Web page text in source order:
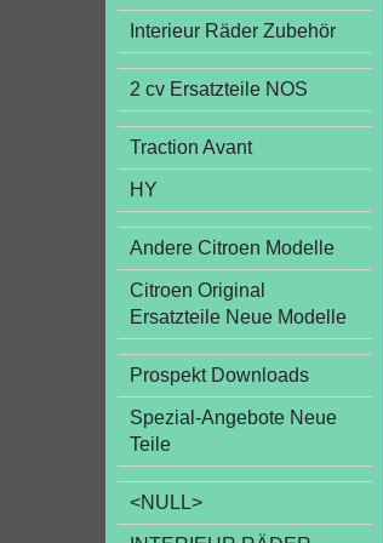
Interieur Räder Zubehör
2 cv Ersatzteile NOS
Traction Avant
HY
Andere Citroen Modelle
Citroen Original
Ersatzteile Neue Modelle
Prospekt Downloads
Spezial-Angebote Neue
Teile
<NULL>